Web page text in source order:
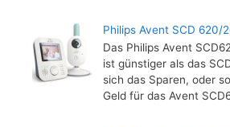
Philips Avent SCD 620/
Das Philips Avent
ist günstiger als das
sich das Sparen, oder
Geld für das Avent